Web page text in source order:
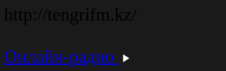
http://tengrifm.kz/
Онлайн-радио